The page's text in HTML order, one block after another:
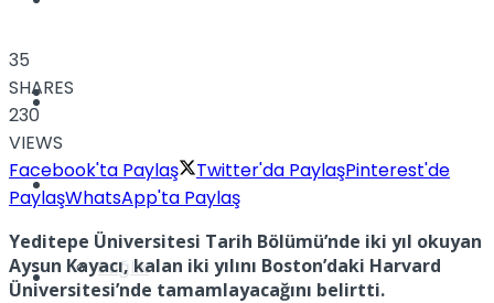
Yaşam
Sağlık
Dünya
Türkiye
Müzik
35
SHARES
230
VIEWS
Facebook'ta Paylaş
Twitter'da PaylaşPinterest'de
PaylaşWhatsApp'ta Paylaş
Yeditepe Üniversitesi Tarih Bölümü’nde iki yıl okuyan
Aysun Kayacı, kalan iki yılını Boston’daki Harvard
Üniversitesi’nde tamamlayacağını belirtti.